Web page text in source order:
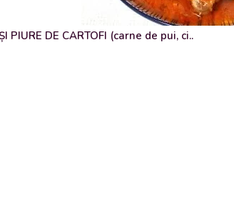
PIURE DE CARTOFI (carne de pui, ci..